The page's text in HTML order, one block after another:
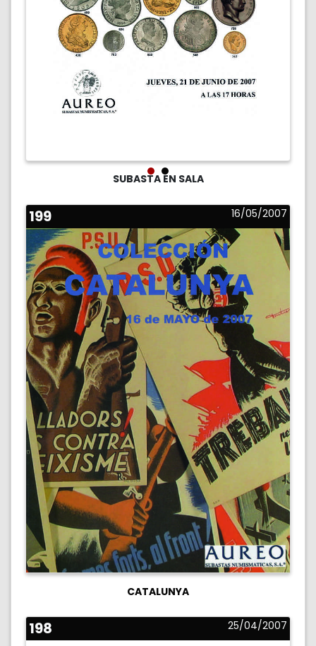
SUBASTA EN SALA
199 16/05/2007
CATALUNYA
198 25/04/2007